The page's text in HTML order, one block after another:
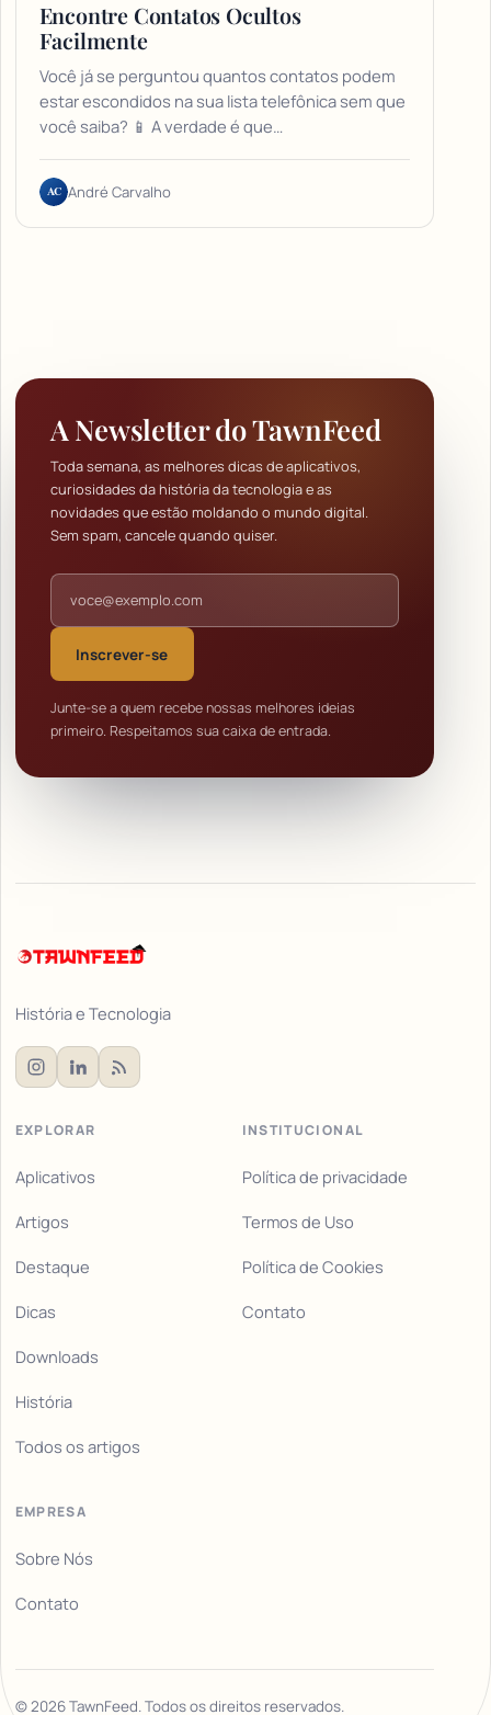
Encontre Contatos Ocultos
Facilmente
Você já se perguntou quantos contatos podem
estar escondidos na sua lista telefônica sem que
você saiba? 📱 A verdade é que…
AC André Carvalho
A Newsletter do TawnFeed
Toda semana, as melhores dicas de aplicativos,
curiosidades da história da tecnologia e as
novidades que estão moldando o mundo digital.
Sem spam, cancele quando quiser.
Endereço de e-mail
Inscrever-se
Junte-se a quem recebe nossas melhores ideias
primeiro. Respeitamos sua caixa de entrada.
História e Tecnologia
EXPLORAR
Aplicativos
Artigos
Destaque
Dicas
Downloads
História
Todos os artigos
INSTITUCIONAL
Política de privacidade
Termos de Uso
Política de Cookies
Contato
EMPRESA
Sobre Nós
Contato
©2026TawnFeed. Todos os direitos reservados.